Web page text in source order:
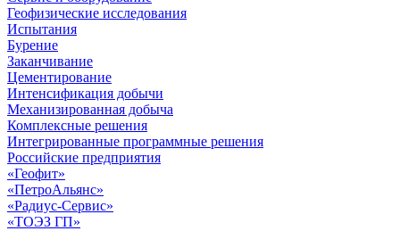
Геофизические исследования
Испытания
Бурение
Заканчивание
Цементирование
Интенсификация добычи
Механизированная добыча
Комплексные решения
Интегрированные программные решения
Российские предприятия
«Геофит»
«ПетроАльянс»
«Радиус-Сервис»
«ТОЭЗ ГП»